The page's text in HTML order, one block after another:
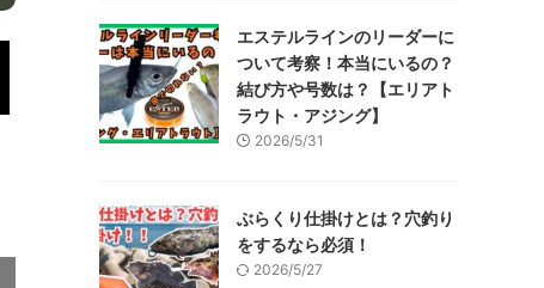
エステルラインのリーダーに
ついて考察！本当にいるの？
結び方や号数は？【エリアト
ラウト・アジング】
2026/5/31
ぶらくり仕掛けとは？穴釣り
をするなら必須！
2026/5/27